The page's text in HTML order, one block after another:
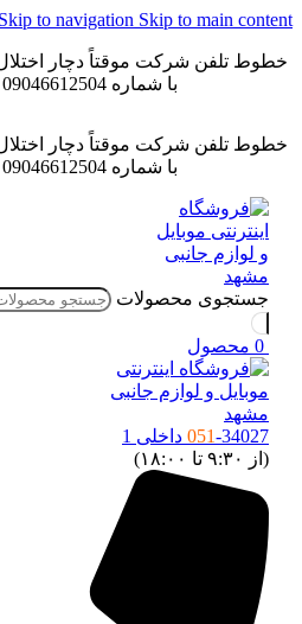
Skip to navigationSkip to main
خطوط تلفن شرکت موقتاً دچار اختلال
با شماره 09046612504 تماس بگیرید.
خطوط تلفن شرکت موقتاً دچار اختلال
با شماره 09046612504 تماس بگیرید.
جستجوی محصولات
محصول
051-34027 داخلی 1
(از ۹:۳۰ تا ۱۸:۰۰)